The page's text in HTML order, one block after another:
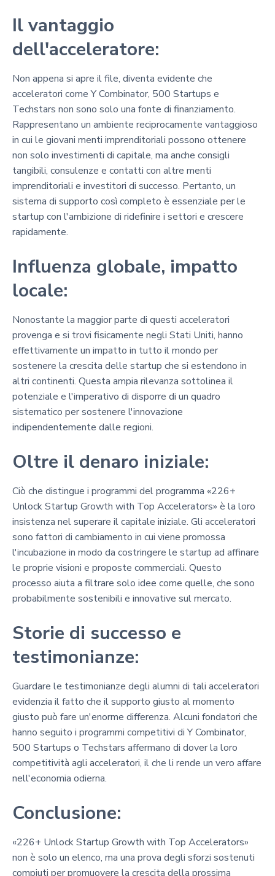
Il vantaggio
dell'acceleratore:
Non appena si apre il file, diventa evidente che
acceleratori come Y Combinator, 500 Startups e
Techstars non sono solo una fonte di finanziamento.
Rappresentano un ambiente reciprocamente vantaggioso
in cui le giovani menti imprenditoriali possono ottenere
non solo investimenti di capitale, ma anche consigli
tangibili, consulenze e contatti con altre menti
imprenditoriali e investitori di successo. Pertanto, un
sistema di supporto così completo è essenziale per le
startup con l'ambizione di ridefinire i settori e crescere
rapidamente.
Influenza globale, impatto
locale:
Nonostante la maggior parte di questi acceleratori
provenga e si trovi fisicamente negli Stati Uniti, hanno
effettivamente un impatto in tutto il mondo per
sostenere la crescita delle startup che si estendono in
altri continenti. Questa ampia rilevanza sottolinea il
potenziale e l'imperativo di disporre di un quadro
sistematico per sostenere l'innovazione
indipendentemente dalle regioni.
Oltre il denaro iniziale:
Ciò che distingue i programmi del programma «226+
Unlock Startup Growth with Top Accelerators» è la loro
insistenza nel superare il capitale iniziale. Gli acceleratori
sono fattori di cambiamento in cui viene promossa
l'incubazione in modo da costringere le startup ad affinare
le proprie visioni e proposte commerciali. Questo
processo aiuta a filtrare solo idee come quelle, che sono
probabilmente sostenibili e innovative sul mercato.
Storie di successo e
testimonianze:
Guardare le testimonianze degli alumni di tali acceleratori
evidenzia il fatto che il supporto giusto al momento
giusto può fare un'enorme differenza. Alcuni fondatori che
hanno seguito i programmi competitivi di Y Combinator,
500 Startups o Techstars affermano di dover la loro
competitività agli acceleratori, il che li rende un vero affare
nell'economia odierna.
Conclusione:
«226+ Unlock Startup Growth with Top Accelerators»
non è solo un elenco, ma una prova degli sforzi sostenuti
compiuti per promuovere la crescita della prossima